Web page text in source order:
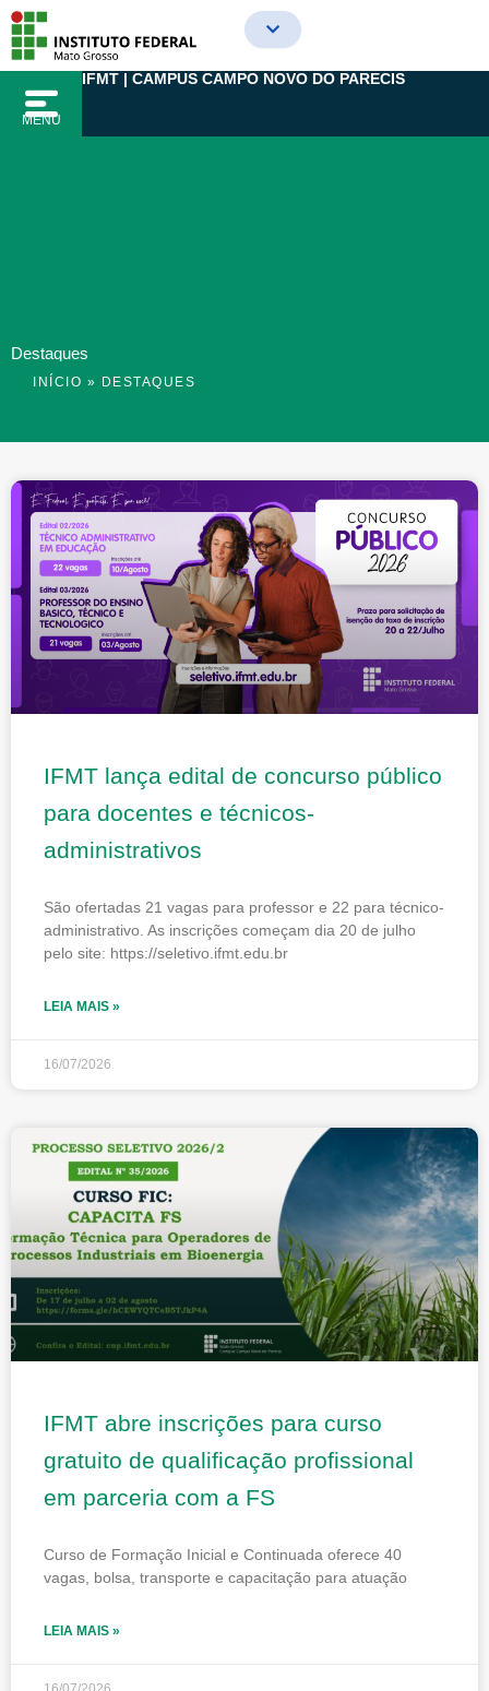
para
conteúdo
MENU
IFMT | CAMPUS CAMPO NOVO DO PARECIS
Destaques
INÍCIO » DESTAQUES
IFMT lança edital de concurso público
para docentes e técnicos-
administrativos
São ofertadas 21 vagas para professor e 22 para técnico-
administrativo. As inscrições começam dia 20 de julho
pelo site: https://seletivo.ifmt.edu.br
LEIA MAIS »
16/07/2026
IFMT abre inscrições para curso
gratuito de qualificação profissional
em parceria com a FS
Curso de Formação Inicial e Continuada oferece 40
vagas, bolsa, transporte e capacitação para atuação
LEIA MAIS »